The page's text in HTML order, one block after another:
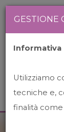
GESTIONE
Informativa
Utilizziamo
tecniche e,
finalità